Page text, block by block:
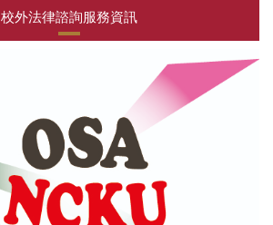
校外法律諮詢服務資訊